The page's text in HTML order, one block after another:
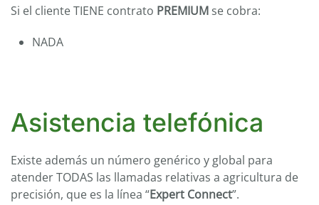
Si el cliente TIENE contrato PREMIUM se cobra:
NADA
Asistencia telefónica
Existe además un número genérico y global para
atender TODAS las llamadas relativas a agricultura de
precisión, que es la línea “Expert Connect”.